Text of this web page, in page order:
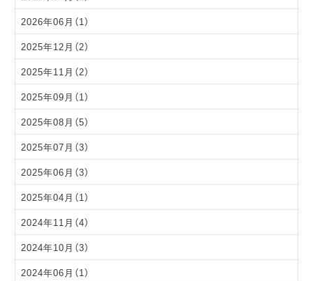
2026年06月（1）
2025年12月（2）
2025年11月（2）
2025年09月（1）
2025年08月（5）
2025年07月（3）
2025年06月（3）
2025年04月（1）
2024年11月（4）
2024年10月（3）
2024年06月（1）